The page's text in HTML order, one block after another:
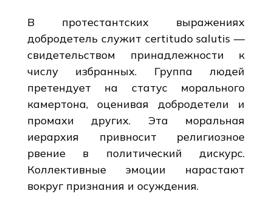
В протестантских выражениях
добродетель служит certitudo salutis —
свидетельством принадлежности к
числу избранных. Группа людей
претендует на статус морального
камертона, оценивая добродетели и
промахи других. Эта моральная
иерархия привносит религиозное
рвение в политический дискурс.
Коллективные эмоции нарастают
вокруг признания и осуждения.